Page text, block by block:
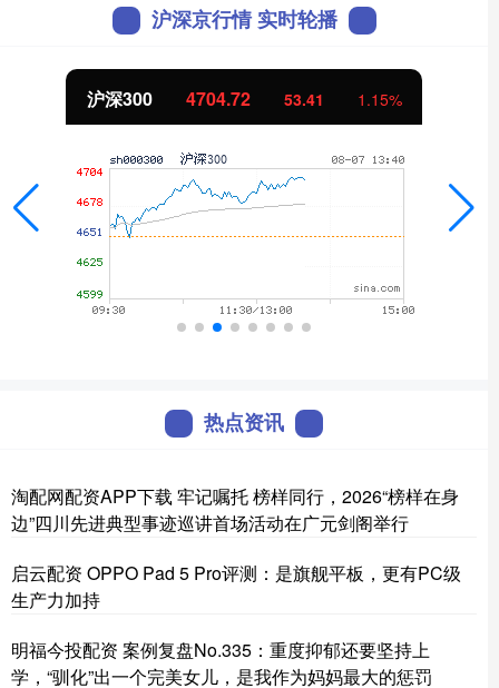
沪深京行情 实时轮播
北证50 1133.19 10.32 0.92%
热点资讯
淘配网配资APP下载 牢记嘱托 榜样同行，2026“榜样在身
边”四川先进典型事迹巡讲首场活动在广元剑阁举行
启云配资 OPPO Pad 5 Pro评测：是旗舰平板，更有PC级
生产力加持
明福今投配资 案例复盘No.335：重度抑郁还要坚持上
学，“驯化”出一个完美女儿，是我作为妈妈最大的惩罚